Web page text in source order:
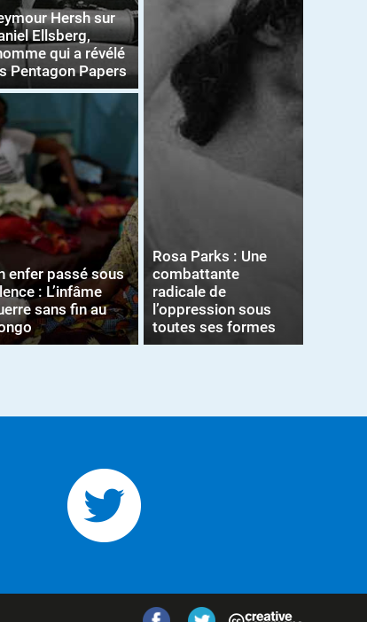
Hersh sur
Ellsberg,
qui a révélé
Pentagon Papers
enfer passé sous
: L’infâme
sans fin au
Rosa Parks : Une
combattante
radicale de
l’oppression sous
toutes ses formes